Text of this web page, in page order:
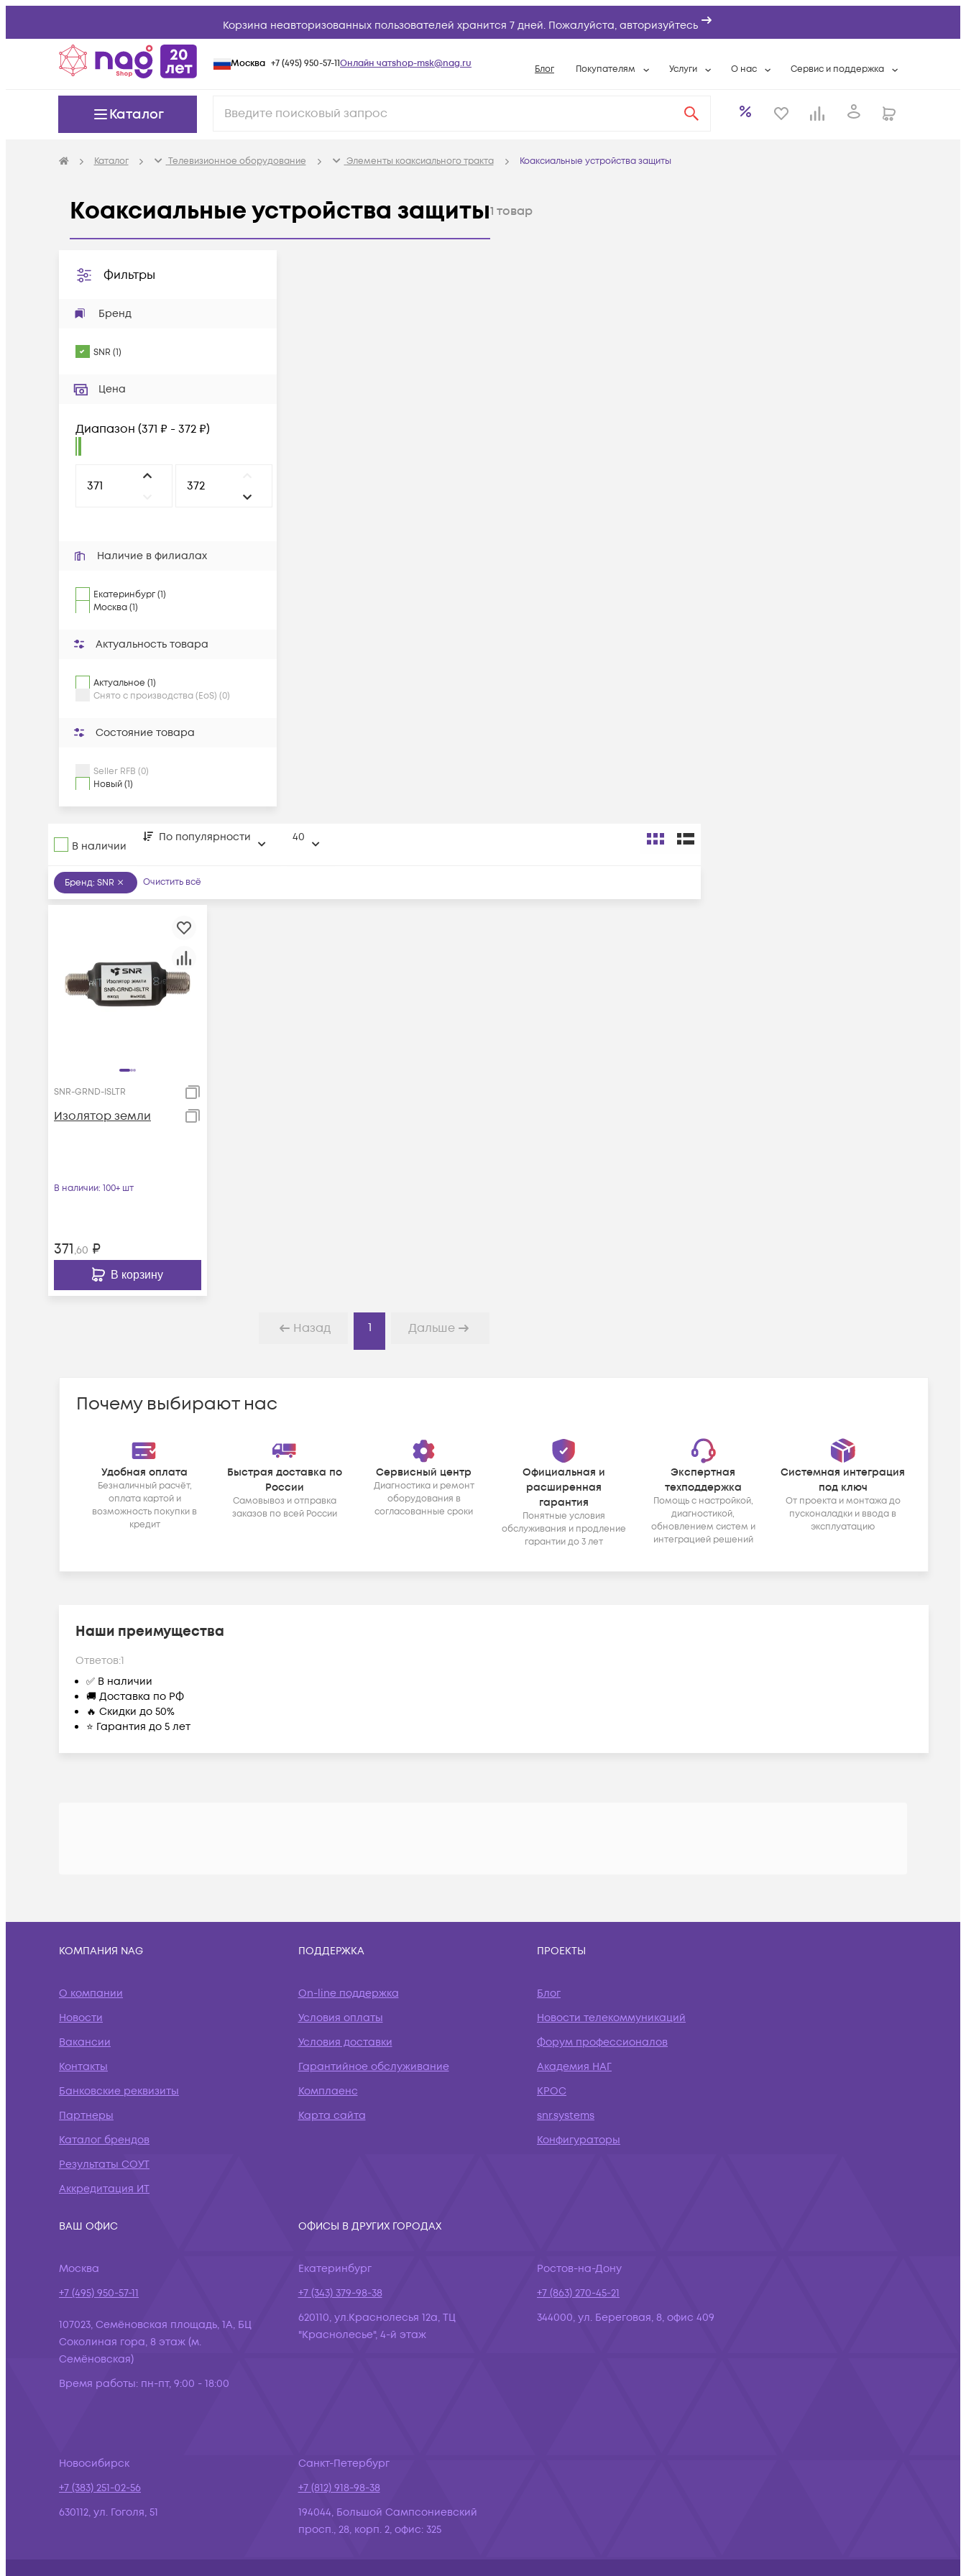
Корзина неавторизованных пользователей хранится 7 дней. Пожалуйста, авторизуйтесь
Москва +7 (495) 950-57-11Онлайн чатshop-msk@nag.ru Блог Покупателям
Условия доставки
Услуги
Системная интеграция
О нас
Контактная информация
Сервис и поддержка
Контакты сервисных центров
Каталог
Каталог Телевизионное оборудование Элементы коаксиального тракта Коаксиальные устройства защиты
Коаксиальные устройства защиты1 товар
Фильтры
Бренд
SNR (1)
Цена
Диапазон (371 ₽ - 372 ₽)
Наличие в филиалах
Екатеринбург (1)
Москва (1)
Актуальность товара
Актуальное (1)
Снято с производства (EoS) (0)
Состояние товара
Seller RFB (0)
Новый (1)
В наличии
По популярности 40
Бренд: SNR Очистить всё
SNR-GRND-ISLTR
Изолятор земли
В наличии: 100+ шт
371,60 ₽
В корзину
Назад 1 Дальше
Почему выбирают нас
Удобная оплата
Безналичный расчёт,
оплата картой и
возможность покупки в
кредит
Быстрая доставка по
России
Самовывоз и отправка
заказов по всей России
Сервисный центр
Диагностика и ремонт
оборудования в
согласованные сроки
Официальная и
расширенная
гарантия
Понятные условия
обслуживания и продление
гарантии до 3 лет
Экспертная
техподдержка
Помощь с настройкой,
диагностикой,
обновлением систем и
интеграцией решений
Системная интеграция
под ключ
От проекта и монтажа до
пусконаладки и ввода в
эксплуатацию
Наши преимущества
Ответов:1
✅ В наличии
🚚 Доставка по РФ
🔥 Скидки до 50%
⭐ Гарантия до 5 лет
КОМПАНИЯ NAG
О компании
Новости
Вакансии
Контакты
Банковские реквизиты
Партнеры
Каталог брендов
Результаты СОУТ
Аккредитация ИТ
ПОДДЕРЖКА
On-line поддержка
Условия оплаты
Условия доставки
Гарантийное обслуживание
Комплаенс
Карта сайта
ПРОЕКТЫ
Блог
Новости телекоммуникаций
Форум профессионалов
Академия НАГ
КРОС
snr.systems
Конфигураторы
ВАШ ОФИС
Москва
+7 (495) 950-57-11
107023, Семёновская площадь, 1А, БЦ
Соколиная гора, 8 этаж (м.
Семёновская)
Время работы: пн-пт, 9:00 - 18:00
ОФИСЫ В ДРУГИХ ГОРОДАХ
Екатеринбург
+7 (343) 379-98-38
620110, ул.Краснолесья 12а, ТЦ
"Краснолесье", 4-й этаж
Ростов-на-Дону
+7 (863) 270-45-21
344000, ул. Береговая, 8, офис 409
Новосибирск
+7 (383) 251-02-56
630112, ул. Гоголя, 51
Санкт-Петербург
+7 (812) 918-98-38
194044, Большой Сампсониевский
просп., 28, корп. 2, офис: 325